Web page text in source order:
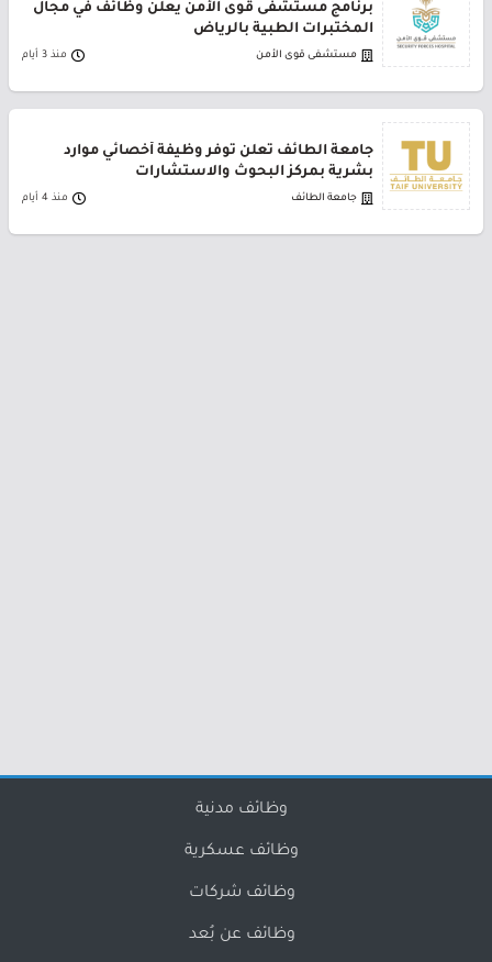
برنامج مستشفى قوى الأمن يعلن وظائف في مجال
المختبرات الطبية بالرياض
مستشفى قوى الأمن منذ 3 أيام
جامعة الطائف تعلن توفر وظيفة أخصائي موارد
بشرية بمركز البحوث والاستشارات
جامعة الطائف منذ 4 أيام
وظائف مدنية
وظائف عسكرية
وظائف شركات
وظائف عن بُعد